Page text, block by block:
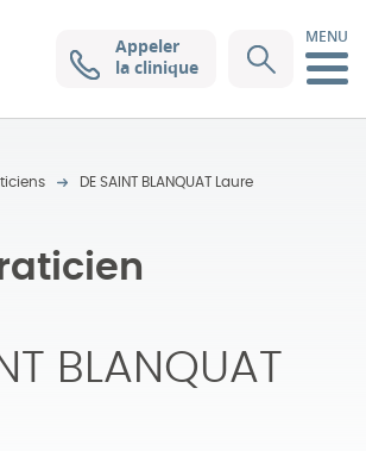
Appeler
la clinique
MENU
DE SAINT BLANQUAT Laure
BLANQUAT